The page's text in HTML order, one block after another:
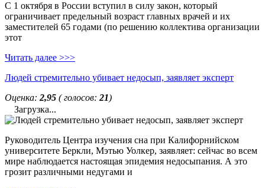
С 1 октября в России вступил в силу закон, который
ограничивает предельный возраст главных врачей и их
заместителей 65 годами (по решению коллектива организации
этот
Читать далее >>>
Людей стремительно убивает недосып, заявляет эксперт
Оценка: 2,95 ( голосов: 21)
Загрузка...
Руководитель Центра изучения сна при Калифорнийском
университете Беркли, Мэтью Уолкер, заявляет: сейчас во всем
мире наблюдается настоящая эпидемия недосыпания. А это
грозит различными недугами и